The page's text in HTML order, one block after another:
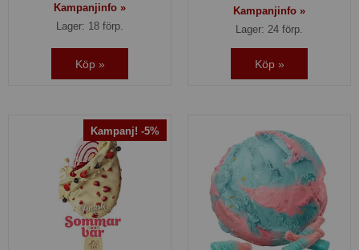
Kampanjinfo »
Lager: 18 förp.
Köp »
Kampanjinfo »
Lager: 24 förp.
Köp »
Kampanj! -5%